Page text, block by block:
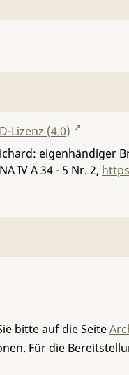
Lizenz (4.0)
eigenhändiger
NA IV A 34 - 5 Nr. 2,
bitte auf die Seite
Für die